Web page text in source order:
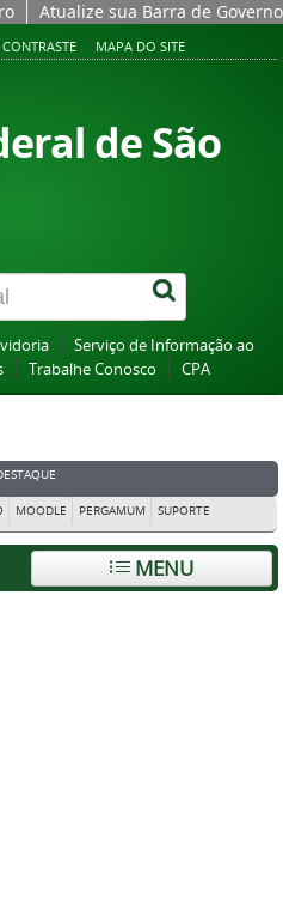
Atualize sua Barra de Governo
MAPA DO SITE
de São
Serviço de Informação ao
Trabalhe Conosco CPA
MOODLE PERGAMUM SUPORTE
MENU